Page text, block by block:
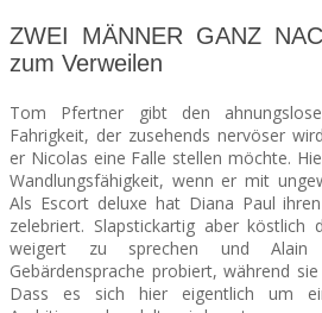
ZWEI MÄNNER GANZ
zum Verweilen
Tom Pfertner gibt den
Fahrigkeit, der zusehends nervöser
er Nicolas eine Falle stellen möchte.
Wandlungsfähigkeit, wenn er mit
Als Escort deluxe hat Diana Paul
zelebriert. Slapstickartig aber
weigert zu sprechen und Alain
Gebärdensprache probiert, während
Dass es sich hier eigentlich um